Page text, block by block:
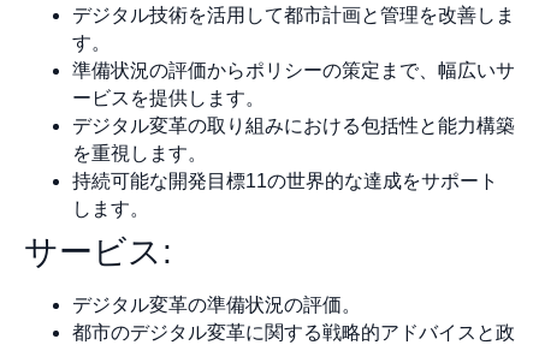
デジタル技術を活用して都市計画と管理を改善しま
す。
準備状況の評価からポリシーの策定まで、幅広いサ
ービスを提供します。
デジタル変革の取り組みにおける包括性と能力構築
を重視します。
持続可能な開発目標11の世界的な達成をサポート
します。
サービス:
デジタル変革の準備状況の評価。
都市のデジタル変革に関する戦略的アドバイスと政